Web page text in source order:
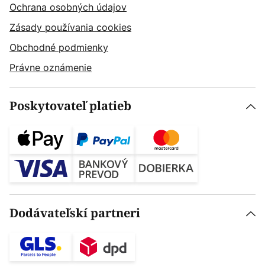
Ochrana osobných údajov
Zásady používania cookies
Obchodné podmienky
Právne oznámenie
Poskytovateľ platieb
Dodávateľskí partneri